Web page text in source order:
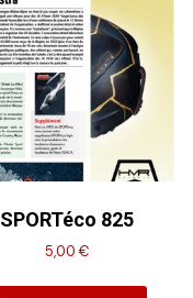
SPORTéco 825
5,00€